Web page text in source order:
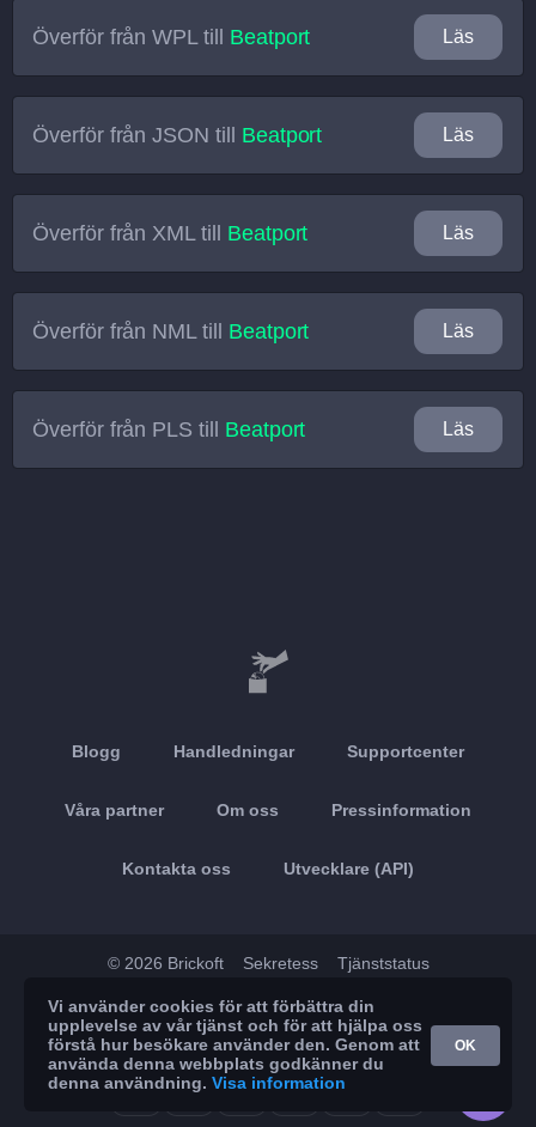
Överför frånWPL till Beatport Läs
Överför frånJSON till Beatport Läs
Överför från XML till Beatport Läs
Överför från NML till Beatport Läs
Överför från PLS till Beatport Läs
Blogg Handledningar Supportcenter
Våra partner Om oss Pressinformation
Kontakta oss Utvecklare (API)
© 2026 Brickoft Sekretess Tjänststatus
App Store Google Play
Vi använder cookies för att förbättra din
upplevelse av vår tjänst och för att hjälpa oss
förstå hur besökare använder den. Genom att
använda denna webbplats godkänner du
denna användning. Visa information
OK